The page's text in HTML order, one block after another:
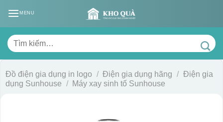
MENU
Tìm
kiếm:
Đồ điện gia dụng in logo / Điện gia dụng hãng / Điện gia
dụng Sunhouse / Máy xay sinh tố Sunhouse